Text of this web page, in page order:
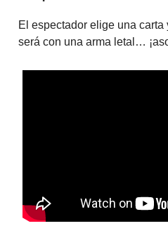
El espectador elige una carta
será con una arma letal…